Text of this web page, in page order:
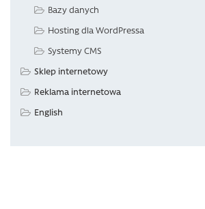
Bazy danych
Hosting dla WordPressa
Systemy CMS
Sklep internetowy
Reklama internetowa
English